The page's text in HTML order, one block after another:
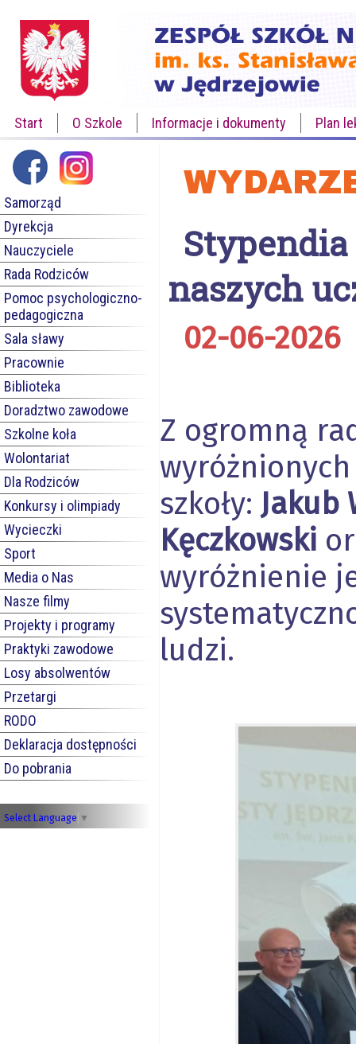
Start O Szkole Informacje i dokumenty Plan
Samorząd
Dyrekcja
Nauczyciele
Rada Rodziców
Pomoc psychologiczno-
pedagogiczna
Sala sławy
Pracownie
Biblioteka
Doradztwo zawodowe
Szkolne koła
Wolontariat
Dla Rodziców
Konkursy i olimpiady
Wycieczki
Sport
Media o Nas
Nasze filmy
Projekty i programy
Praktyki zawodowe
Losy absolwentów
Przetargi
RODO
Deklaracja dostępności
Do pobrania
Select Language ▼
naszych
02-06-2026
Z ogromną
wyróżnionych
szkoły: Jakub
Kęczkowski
wyróżnienie
ludzi.